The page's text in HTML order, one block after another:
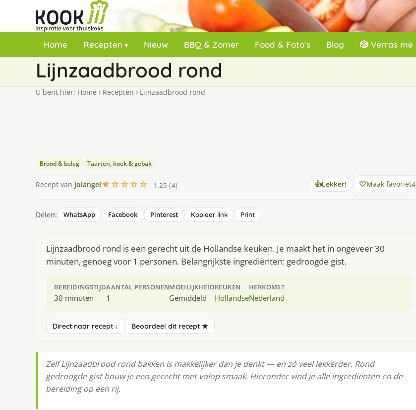
Home Recepten Nieuw BBQ & Zomer Food & Foto’s Blog 🎲 Verras me
Lijnzaadbrood rond
U bent hier: Home › Recepten › Lijnzaadbrood rond
Brood & beleg Taarten, koek & gebak
Recept van jolangel★☆☆☆☆ 1.25 (4) 👍Lekker! Maak favoriet4
Delen: WhatsApp Facebook Pinterest Kopieer link Print
Lijnzaadbrood rond is een gerecht uit de Hollandse keuken. Je maakt het in ongeveer 30
minuten, genoeg voor 1 personen. Belangrijkste ingrediënten: gedroogde gist.
BEREIDINGSTIJD
30 minuten
AANTAL PERSONEN
1
MOEILIJKHEID
Gemiddeld
KEUKEN
Hollandse
HERKOMST
Nederland
Direct naar recept ↓ Beoordeel dit recept ★
Zelf Lijnzaadbrood rond bakken is makkelijker dan je denkt — en zó veel lekkerder. Rond
gedroogde gist bouw je een gerecht met volop smaak. Hieronder vind je alle ingrediënten en de
bereiding op een rij.